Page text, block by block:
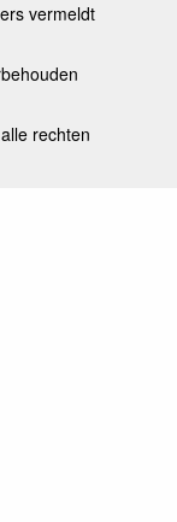
vermeldt
rechten